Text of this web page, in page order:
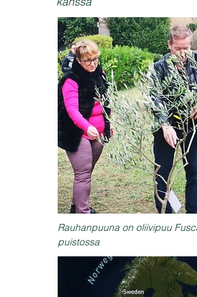
Rauhanpuuna on oliivipuu
puistossa